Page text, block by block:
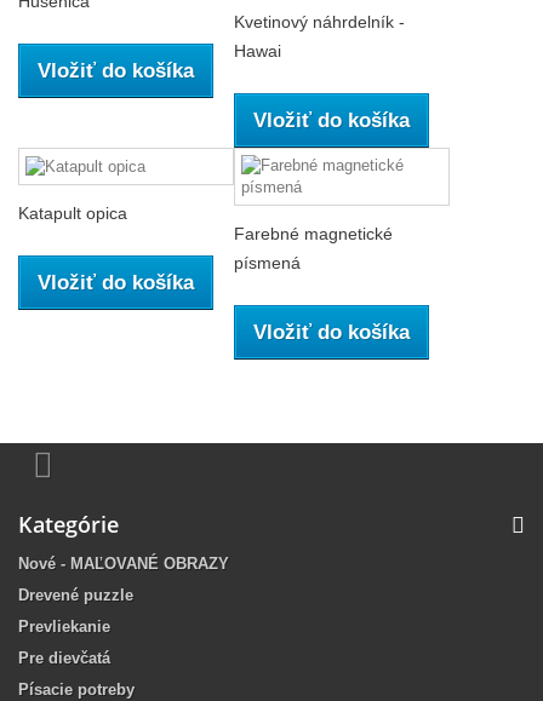
Vložiť do košíka
Kvetinový náhrdelník -
Hawai
Vložiť do košíka
Katapult opica
Vložiť do košíka
Farebné magnetické
písmená
Vložiť do košíka
Kategórie
Nové - MAĽOVANÉ OBRAZY
Drevené puzzle
Prevliekanie
Pre dievčatá
Písacie potreby